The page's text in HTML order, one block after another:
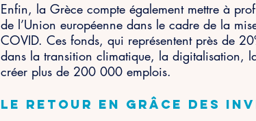
Enfin, la Grèce compte également mettre à
de l’Union européenne dans le cadre de la
COVID. Ces fonds, qui représentent près de
dans la transition climatique, la digitalisation,
créer plus de 200 000 emplois.
Le retour en grâce des